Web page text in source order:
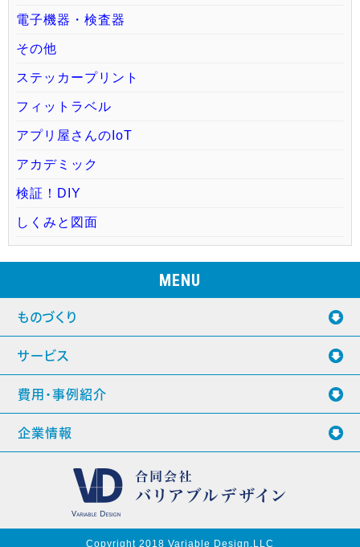
電子機器・検査器
その他
ステッカープリント
フィットラベル
アプリ屋さんのIoT
アカデミック
検証！DIY
しくみと図面
MENU
ものづくり
サービス
費用・事例紹介
企業情報
Copyright 2018 Variable Design.LLC